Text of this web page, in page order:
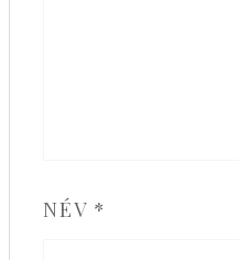
NÉV *